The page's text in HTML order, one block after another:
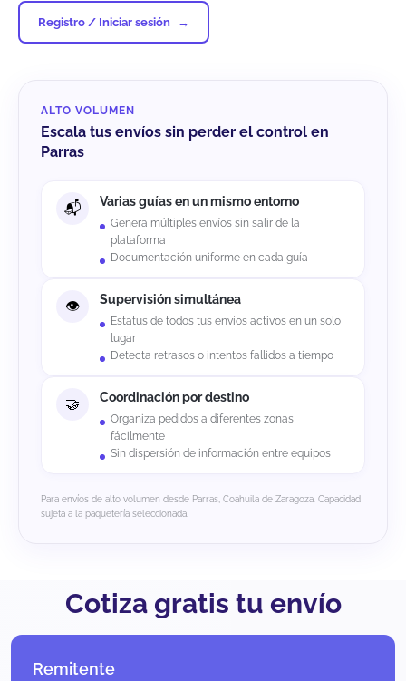
Registro / Iniciar sesión
ALTO VOLUMEN
Escala tus envíos sin perder el control en
Parras
Varias guías en un mismo entorno
Genera múltiples envíos sin salir de la
plataforma
Documentación uniforme en cada guía
Supervisión simultánea
Estatus de todos tus envíos activos en un solo
lugar
Detecta retrasos o intentos fallidos a tiempo
Coordinación por destino
Organiza pedidos a diferentes zonas
fácilmente
Sin dispersión de información entre equipos
Para envíos de alto volumen desde Parras, Coahuila de Zaragoza. Capacidad
sujeta a la paquetería seleccionada.
Cotiza gratis tu envío
Remitente